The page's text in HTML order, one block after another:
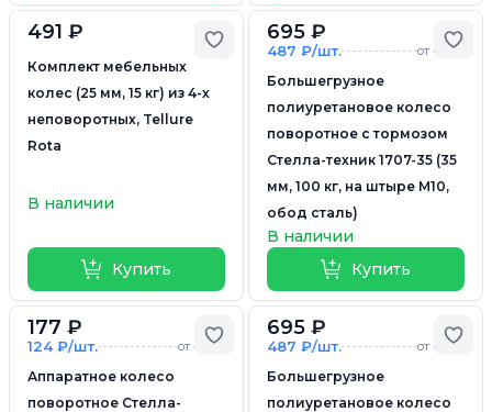
Добавить в избранное
491 ₽
Комплект мебельных
колес (25 мм, 15 кг) из 4-х
неповоротных, Tellure
Rota
В наличии
Купить
695 ₽
487 ₽/шт. от 4 шт.
Большегрузное
полиуретановое колесо
поворотное с тормозом
Стелла-техник 1707-35 (35
мм, 100 кг, на штыре М10,
обод сталь)
В наличии
Купить
Добавить в избранное
177 ₽
124 ₽/шт. от 4 шт.
Аппаратное колесо
поворотное Стелла-
695 ₽
487 ₽/шт. от 4 шт.
Большегрузное
полиуретановое колесо